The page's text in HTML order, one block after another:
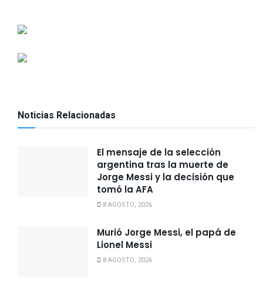
Noticias Relacionadas
El mensaje de la selección
argentina tras la muerte de
Jorge Messi y la decisión que
tomó la AFA
8 AGOSTO, 2026
Murió Jorge Messi, el papá de
Lionel Messi
8 AGOSTO, 2026